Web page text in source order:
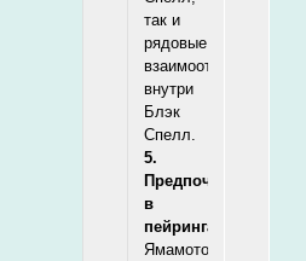
так и
рядовые
взаимоотношения
внутри
Блэк
Спелл.
5.
Предпочтения
в
пейрингах:
Ямамото/